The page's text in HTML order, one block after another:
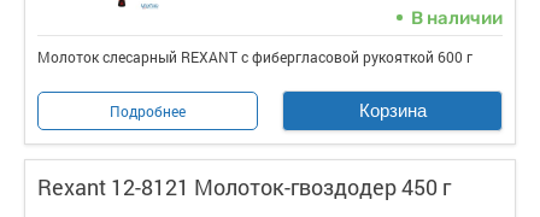
В наличии
Молоток слесарный REXANT с фибергласовой рукояткой 600 г
Подробнее Корзина
Rexant 12-8121 Молоток-гвоздодер 450 г